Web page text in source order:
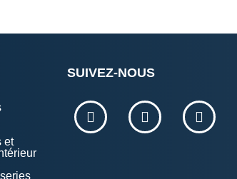
et
SUIVEZ-NOUS